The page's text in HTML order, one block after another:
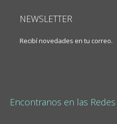
NEWSLETTER
Recibí novedades en tu correo.
Encontranos en las Redes